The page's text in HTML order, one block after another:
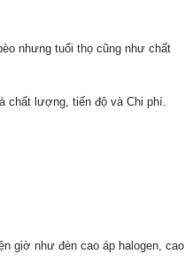
nhưng tuổi thọ cũng như chất
chất lượng, tiến độ và Chi phí.
giờ như đèn cao áp halogen, cao